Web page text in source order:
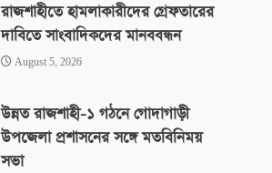
রাজশাহীতে হামলাকারীদের গ্রেফতারের
দাবিতে সাংবাদিকদের মানববন্ধন
August 5, 2026
উন্নত রাজশাহী-১ গঠনে গোদাগাড়ী
উপজেলা প্রশাসনের সঙ্গে মতবিনিময়
সভা